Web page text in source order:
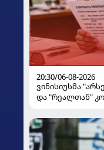
20:30/06-08-2026
ვინისიუსმა
და "რეალთან"